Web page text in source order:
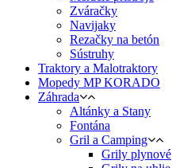
Zváračky
Navijaky
Rezačky na betón
Sústruhy
Traktory a Malotraktory
Mopedy MP KORADO
Záhrada
Altánky a Stany
Fontána
Gril a Camping
Grily plynové